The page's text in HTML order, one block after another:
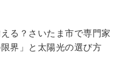
る？さいたま市で専門家
界」と太陽光の選び方